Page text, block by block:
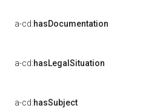
a-cd:hasDocumentation
a-cd:hasLegalSituation
a-cd:hasSubject